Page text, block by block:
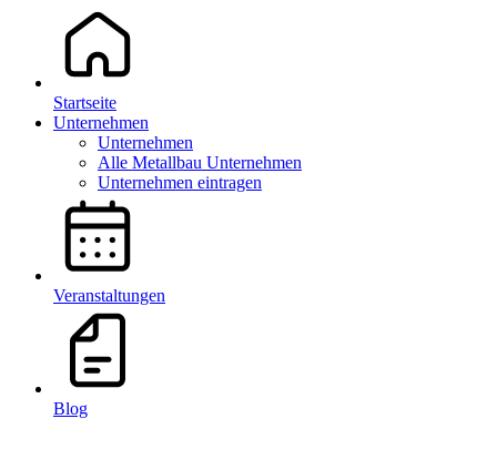
Startseite
Unternehmen
Unternehmen
Alle Metallbau Unternehmen
Unternehmen eintragen
Veranstaltungen
Blog